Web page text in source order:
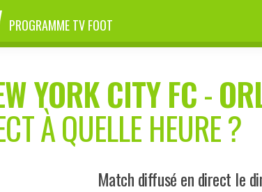
PROGRAMME TV FOOT
YORK CITY FC-
À QUELLE HEURE ?
Match diffusé en direct le